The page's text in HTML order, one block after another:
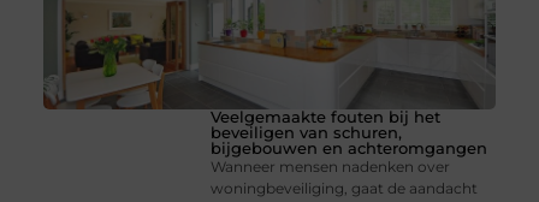
Veelgemaakte fouten bij het
beveiligen van schuren,
bijgebouwen en achteromgangen
Wanneer mensen nadenken over
woningbeveiliging, gaat de aandacht